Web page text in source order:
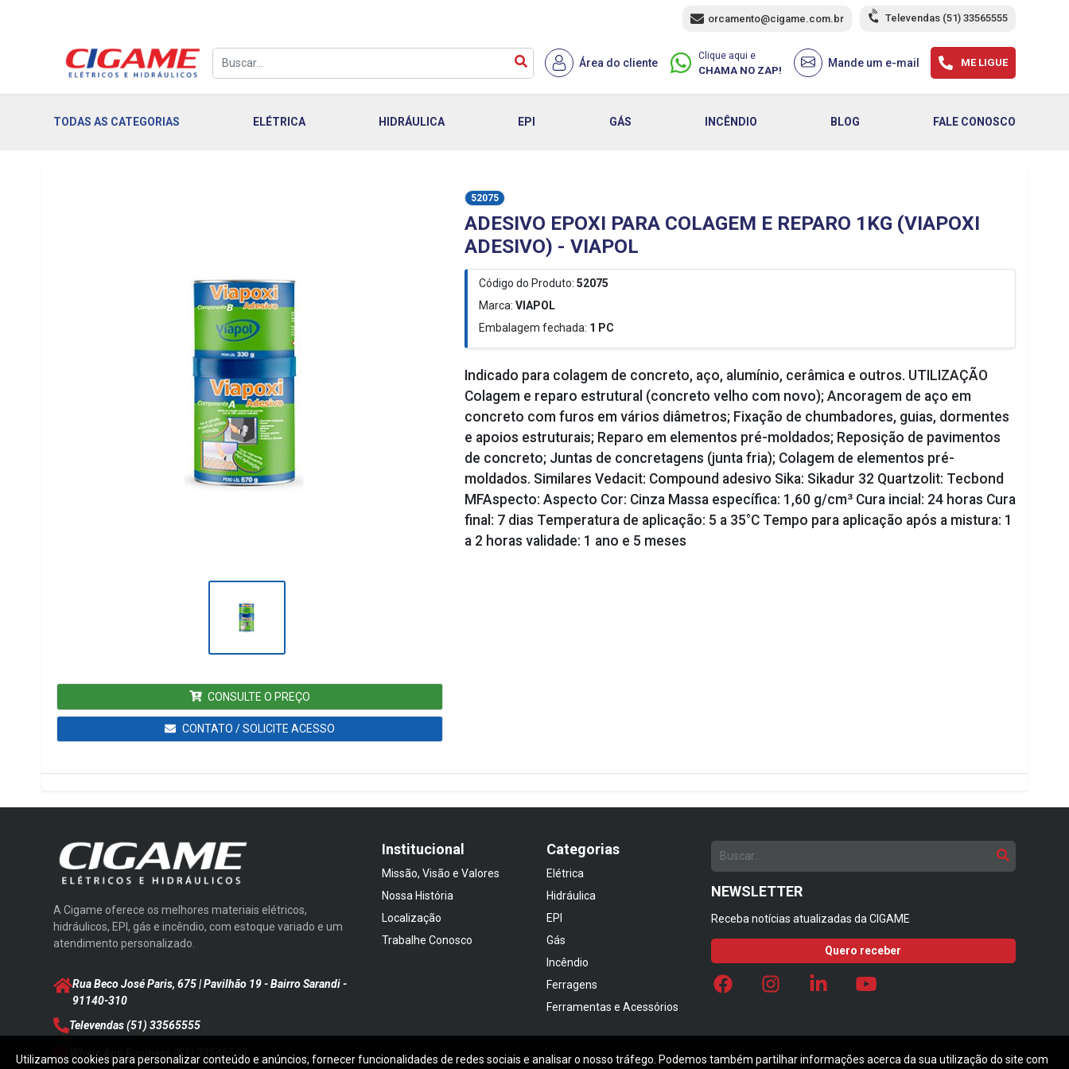
orcamento@cigame.com.br Televendas (51) 33565555
Área do cliente
Clique aqui e
CHAMA NO ZAP!
Mande um e-mail ME LIGUE
TODAS AS CATEGORIAS ELÉTRICA HIDRÁULICA EPI GÁS INCÊNDIO BLOG FALE CONOSCO
CONSULTE O PREÇO
CONTATO / SOLICITE ACESSO
52075
ADESIVO EPOXI PARA COLAGEM E REPARO 1KG (VIAPOXI
ADESIVO) - VIAPOL
Código do Produto: 52075
Marca: VIAPOL
Embalagem fechada: 1 PC
Indicado para colagem de concreto, aço, alumínio, cerâmica e outros. UTILIZAÇÃO
Colagem e reparo estrutural (concreto velho com novo); Ancoragem de aço em
concreto com furos em vários diâmetros; Fixação de chumbadores, guias, dormentes
e apoios estruturais; Reparo em elementos pré-moldados; Reposição de pavimentos
de concreto; Juntas de concretagens (junta fria); Colagem de elementos pré-
moldados. Similares Vedacit: Compound adesivo Sika: Sikadur 32 Quartzolit: Tecbond
MFAspecto: Aspecto Cor: Cinza Massa específica: 1,60 g/cm³ Cura incial: 24 horas Cura
final: 7 dias Temperatura de aplicação: 5 a 35°C Tempo para aplicação após a mistura: 1
a 2 horas validade: 1 ano e 5 meses
A Cigame oferece os melhores materiais elétricos,
hidráulicos, EPI, gás e incêndio, com estoque variado e um
atendimento personalizado.
Rua Beco José Paris, 675 | Pavilhão 19 - Bairro Sarandi-
91140-310
Televendas(51) 33565555
Whats App Business (51) 33565555
Institucional
Missão, Visão e Valores
Nossa História
Localização
Trabalhe Conosco
Categorias
Elétrica
Hidráulica
EPI
Gás
Incêndio
Ferragens
Ferramentas e Acessórios
NEWSLETTER
Receba notícias atualizadas da CIGAME
Quero receber
Utilizamos cookies para personalizar conteúdo e anúncios, fornecer funcionalidades de redes sociais e analisar o nosso tráfego. Podemos também partilhar informações acerca da sua utilização do site com